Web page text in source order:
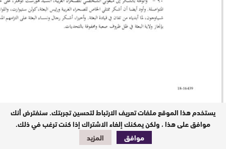
يستخدم هذا الموقع ملفات تعريف الارتباط لتحسين تجربتك. سنفترض أنك
موافق على هذا ، ولكن يمكنك إلغاء الاشتراك إذا كنت ترغب في ذلك.
موافق
المزيد